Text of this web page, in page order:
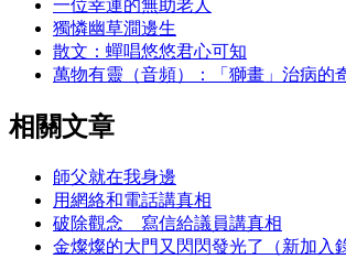
一位幸運的無助老人
獨憐幽草澗邊生
散文：蟬唱悠悠君心可知
萬物有靈（音頻）：「獅畫」治病的
相關文章
師父就在我身邊
用網絡和電話講真相
破除觀念 寫信給議員講真相
金燦燦的大門又閃閃發光了（新加入